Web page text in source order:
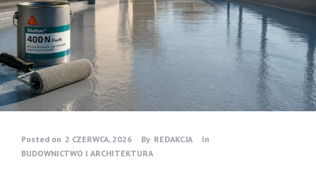
Posted on 2 CZERWCA, 2026 By REDAKCJA
In
BUDOWNICTWO I ARCHITEKTURA